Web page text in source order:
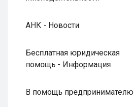
АНК - Новости
Бесплатная юридическая
помощь - Информация
В помощь предпринимателю